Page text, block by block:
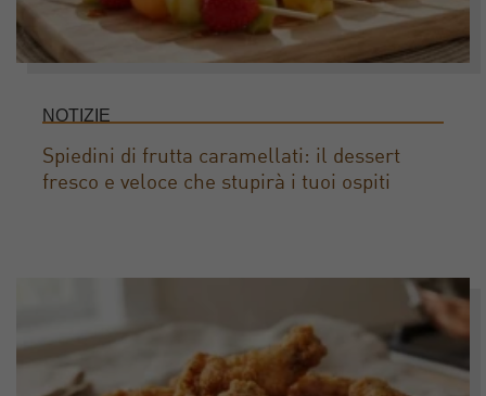
NOTIZIE
Spiedini di frutta caramellati: il dessert
fresco e veloce che stupirà i tuoi ospiti